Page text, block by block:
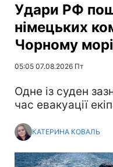
Удари РФ
німецьких
Чорному морі
05:05 07.08.2026 Пт
Одне із суден
час евакуації
КАТЕРИНА КОВАЛЬ